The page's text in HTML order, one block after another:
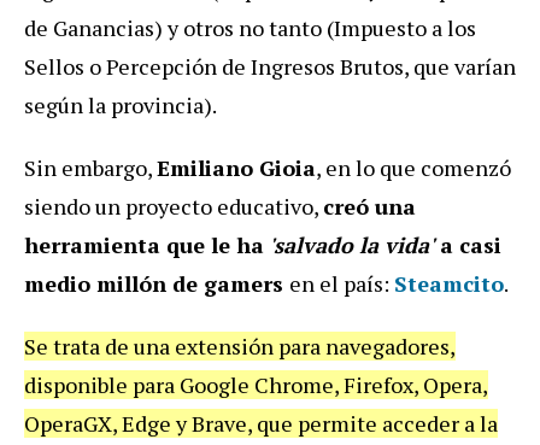
de Ganancias) y otros no tanto (Impuesto a los
Sellos o Percepción de Ingresos Brutos, que varían
según la provincia).
Sin embargo,Emiliano Gioia, en lo que comenzó
siendo un proyecto educativo, creó una
herramienta que le ha 'salvado la vida'a casi
medio millón de gamers en el país: Steamcito.
Se trata de una extensión para navegadores,
disponible para Google Chrome, Firefox, Opera,
OperaGX, Edge y Brave, que permite acceder a la